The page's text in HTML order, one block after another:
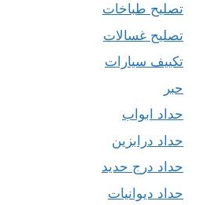
تصليح طباخات
تصليح غسالات
تكييف سيارات
حبر
حداد ابواب
حداد درابزين
حداد درج حديد
حداد ديوانيات